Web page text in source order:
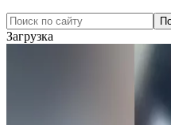
Загрузка